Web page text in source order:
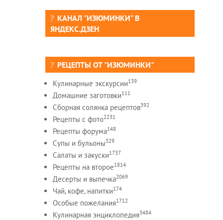
КАНАЛ "ИЗЮМИНКИ" В
ЯНДЕКС.ДЗЕН
РЕЦЕПТЫ ОТ "ИЗЮМИНКИ"
Кулинарные экскурсии139
Домашние заготовки111
Сборная солянка рецептов392
Рецепты c фото2231
Рецепты форума148
Супы и бульоны329
Салаты и закуски1737
Рецепты на второе1814
Десерты и выпечка2069
Чай, кофе, напитки174
Особые пожелания1712
Кулинарная энциклопедия3484